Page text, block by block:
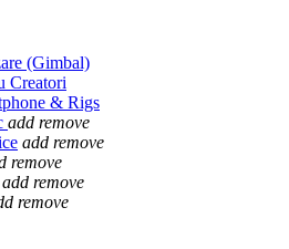
(Gimbal)
Creatori
& Rigs
add remove
add remove
remove
add remove
remove